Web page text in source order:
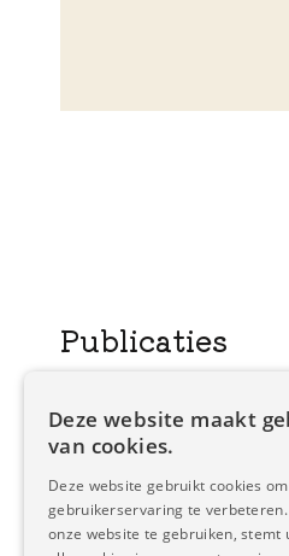
Publicaties
De nachtelijke gezangen
Zwierige reuzen in de
Lierse Ommegang van
Lier als (nooit) tevoren
Gedenkwaardige
Deze website maakt
van cookies.
Deze website gebruikt cookies
gebruikerservaring te
onze website te gebruiken, stemt